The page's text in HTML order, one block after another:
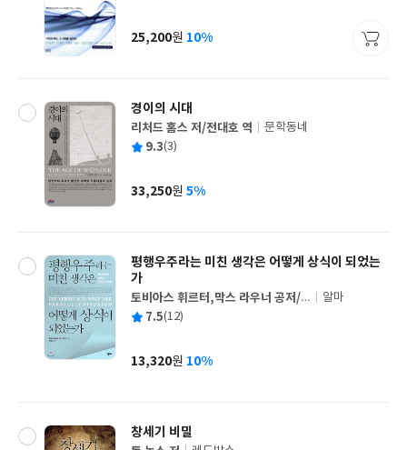
사
가
25,200원 10%
경이의 시대
글
쓴
리처드 홈스 저/전대호 역
출
사
문학동네
평 9.3(3)
가
33,250원 5%
평행우주라는 미친 생각은 어떻게 상식이 되었는
가
글
쓴
토비아스 휘르터,막스 라우너 공저/
김희상 역
출
사
알마
평 7.5(12)
가
13,320원 10%
창세기 비밀